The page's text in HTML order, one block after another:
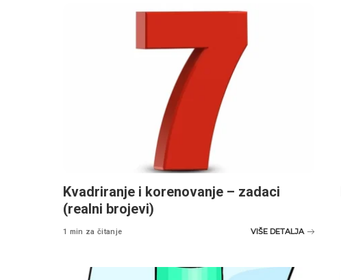
Kvadriranje i korenovanje – zadaci
(realni brojevi)
1 min za čitanje VIŠE DETALJA